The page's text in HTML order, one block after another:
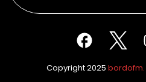
Copyright 2025 bordofm.